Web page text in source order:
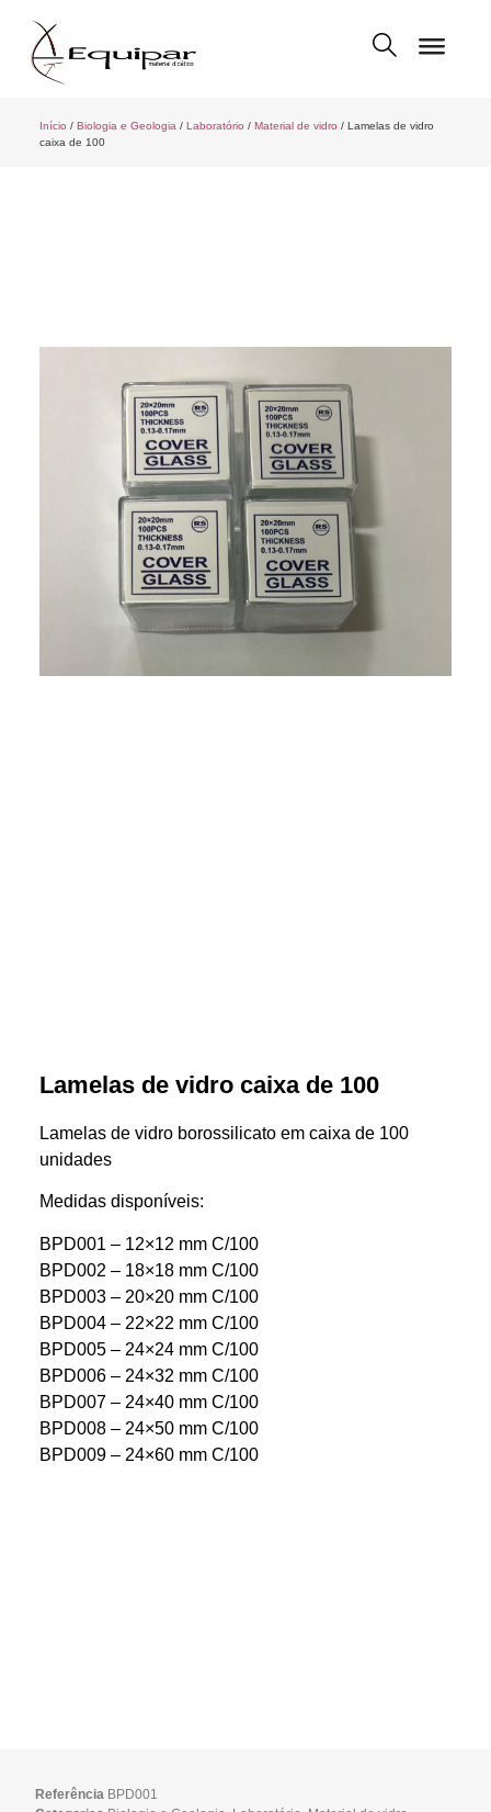
Início / Biologia e Geologia / Laboratório / Material de vidro / Lamelas de vidro
caixa de 100
Lamelas de vidro caixa de 100
Lamelas de vidro borossilicato em caixa de 100
unidades
Medidas disponíveis:
BPD001 – 12×12 mm C/100
BPD002 – 18×18 mm C/100
BPD003 – 20×20 mm C/100
BPD004 – 22×22 mm C/100
BPD005 – 24×24 mm C/100
BPD006 – 24×32 mm C/100
BPD007 – 24×40 mm C/100
BPD008 – 24×50 mm C/100
BPD009 – 24×60 mm C/100
Referência BPD001